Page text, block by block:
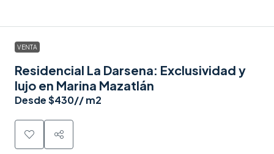
VENTA
Residencial La Darsena: Exclusividad y
lujo en Marina Mazatlán
Desde$430// m2